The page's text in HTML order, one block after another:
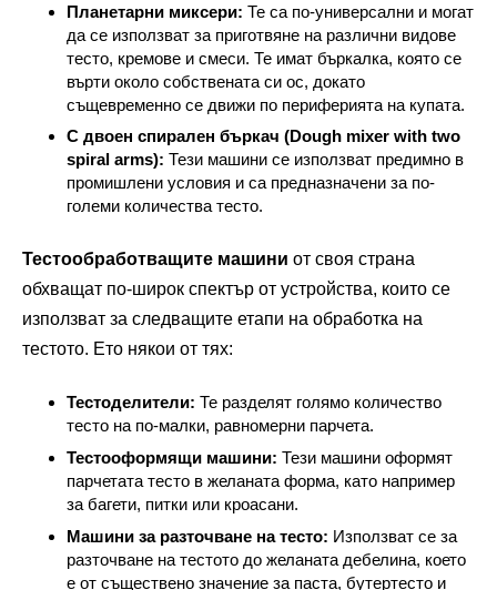
Планетарни миксери: Те са по-универсални и могат
да се използват за приготвяне на различни видове
тесто, кремове и смеси. Те имат бъркалка, която се
върти около собствената си ос, докато
същевременно се движи по периферията на купата.
С двоен спирален бъркач (Dough mixer with two
spiral arms): Тези машини се използват предимно в
промишлени условия и са предназначени за по-
големи количества тесто.
Тестообработващите машини от своя страна
обхващат по-широк спектър от устройства, които се
използват за следващите етапи на обработка на
тестото. Ето някои от тях:
Тестоделители: Те разделят голямо количество
тесто на по-малки, равномерни парчета.
Тестооформящи машини: Тези машини оформят
парчетата тесто в желаната форма, като например
за багети, питки или кроасани.
Машини за разточване на тесто: Използват се за
разточване на тестото до желаната дебелина, което
е от съществено значение за паста, бутертесто и